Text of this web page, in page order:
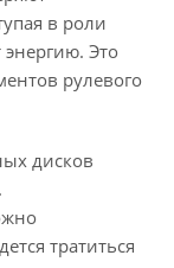
в роли
энергию. Это
рулевого
дисков
тратиться